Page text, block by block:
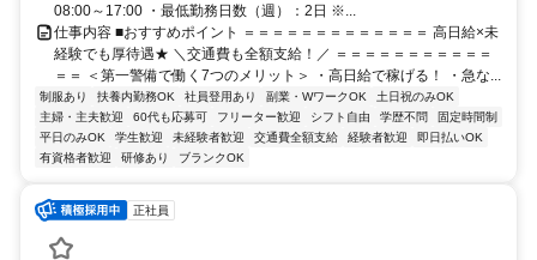
08:00～17:00 ・最低勤務日数（週）：2日 ※...
仕事内容 ■おすすめポイント ＝＝＝＝＝＝＝＝＝＝＝＝＝ 高日給×未
経験でも厚待遇★ ＼交通費も全額支給！／ ＝＝＝＝＝＝＝＝＝＝＝
＝＝ ＜第一警備で働く7つのメリット＞ ・高日給で稼げる！ ・急な...
制服あり 扶養内勤務OK 社員登用あり 副業・WワークOK
土日祝のみOK
主婦・主夫歓迎
60代も応募可 フリーター歓迎 シフト自由 学歴不問
固定時間制
平日のみOK
学生歓迎 未経験者歓迎 交通費全額支給 経験者歓迎
即日払いOK
有資格者歓迎
研修あり ブランクOK
正社員